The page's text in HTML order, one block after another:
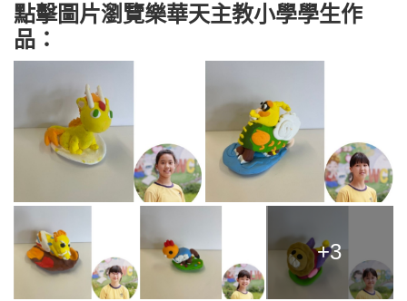
點擊圖片瀏覽樂華天主教小學學生作
品：
+3